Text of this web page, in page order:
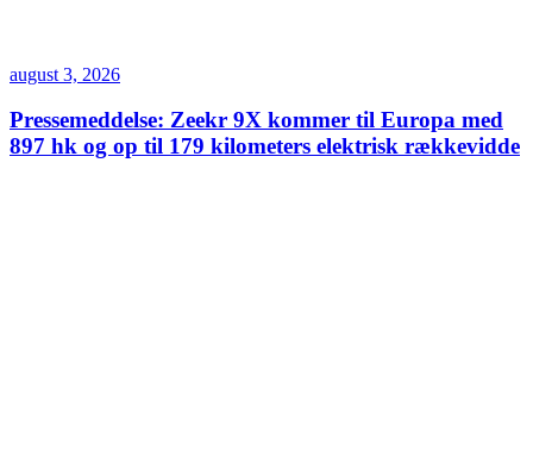
august 3, 2026
Pressemeddelse: Zeekr 9X kommer til Europa med
897 hk og op til 179 kilometers elektrisk rækkevidde